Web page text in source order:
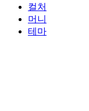
컬처
머니
테마